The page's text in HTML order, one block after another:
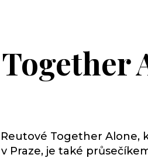
Together
Praze, je také